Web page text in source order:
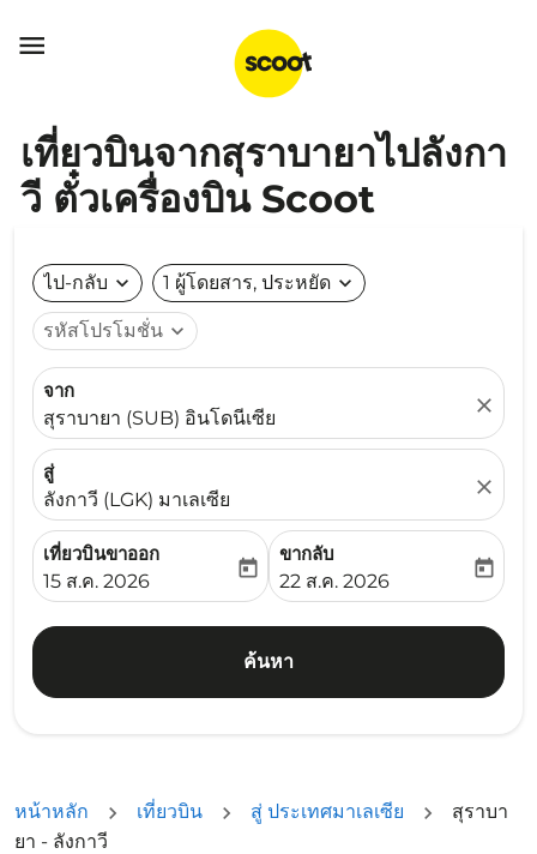

เที่ยวบินจากสุราบายาไปลังกา
วี ตั๋วเครื่องบิน Scoot
ไป-กลับ expand_more 1 ผู้โดยสาร, ประหยัด expand_more
รหัสโปรโมชั่น expand_more
จาก
สุราบายา (SUB) อินโดนีเซีย
close
สู่
ลังกาวี (LGK) มาเลเซีย
close
เที่ยวบินขาออก
fc-booking-departure-date-aria-label
15 ส.ค. 2026
today
ขากลับ
fc-booking-return-date-
22 ส.ค. 2026
today
ค้นหา
หน้าหลัก เที่ยวบิน สู่ ประเทศมาเลเซีย
สุราบา
ยา - ลังกาวี